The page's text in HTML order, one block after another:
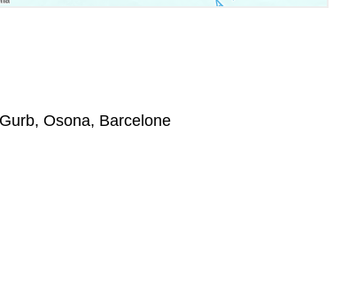
Osona, Barcelone